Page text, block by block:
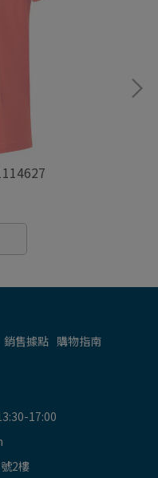
銷售據點 購物指南
17:00
2樓